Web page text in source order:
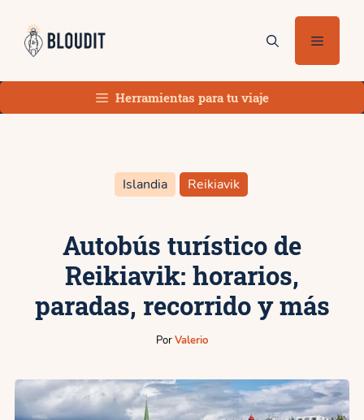
contenido
Menú
Herramientas para tu viaje
Islandia Reikiavik
Autobús turístico de
Reikiavik: horarios,
paradas, recorrido y más
PorValerio